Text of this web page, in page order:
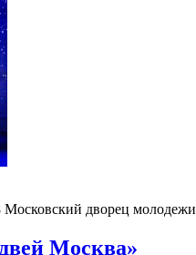
Московский дворец молодежи
Москва»